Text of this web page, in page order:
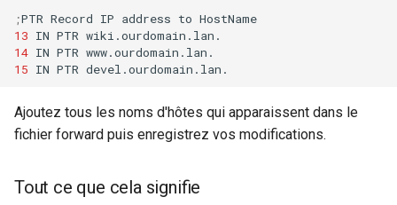
;PTR Record IP address to
13 IN PTR
14 IN PTR
15 IN PTR
Ajoutez tous les noms d'hôtes qui apparaissent dans le
fichier forward puis enregistrez vos modifications.
Tout ce que cela signifie